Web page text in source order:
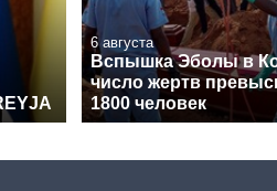
6 августа
Вспышка Эболы в
число жертв
1800 человек